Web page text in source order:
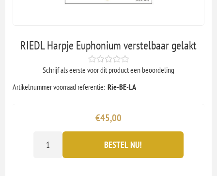
RIEDL Harpje Euphonium verstelbaar gelakt
Schrijf als eerste voor dit product een beoordeling
Artikelnummer voorraad referentie: Rie-BE-LA
€45,00
BESTEL NU!